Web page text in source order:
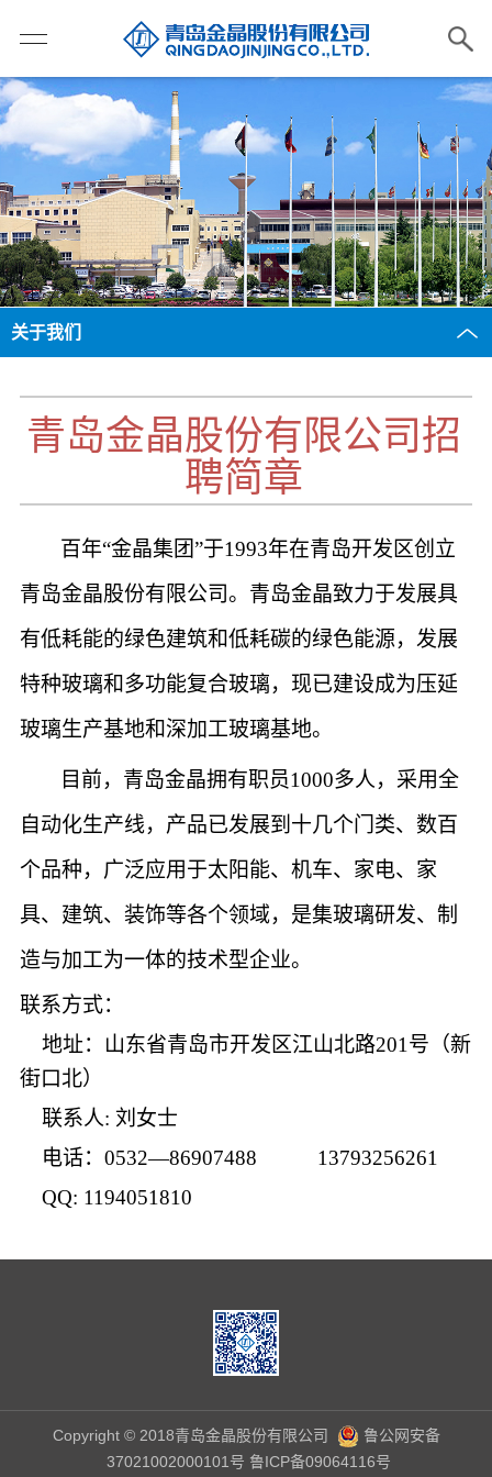
关于我们
青岛金晶股份有限公司招
聘简章
百年“金晶集团”于1993年在青岛开发区创立
青岛金晶股份有限公司。青岛金晶致力于发展具
有低耗能的绿色建筑和低耗碳的绿色能源，发展
特种玻璃和多功能复合玻璃，现已建设成为压延
玻璃生产基地和深加工玻璃基地。
目前，青岛金晶拥有职员1000多人，采用全
自动化生产线， 产品已发展到十几个门类、数百
个品种，广泛应用于太阳能、机车、家电、家
具、建筑、装饰等各个领域，是集玻璃研发、制
造与加工为一体的技术型企业。
联系方式：
地址：山东省青岛市开发区江山北路201号（新
街口北）
联系人: 刘女士
电话：0532—86907488 13793256261
QQ: 1194051810
Copyright © 2018青岛金晶股份有限公司
鲁公网安备
37021002000101号 鲁ICP备09064116号